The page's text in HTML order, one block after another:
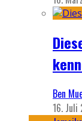
Ben
16. Juli